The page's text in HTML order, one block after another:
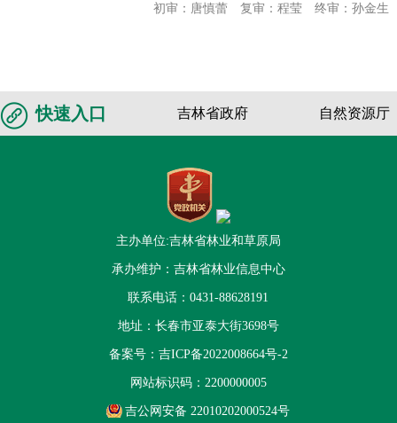
初审：唐慎蕾 复审：程莹 终审：孙金生
快速入口 吉林省政府 自然资源厅
主办单位:吉林省林业和草原局
承办维护：吉林省林业信息中心
联系电话：0431-88628191
地址：长春市亚泰大街3698号
备案号： 吉ICP备2022008664号-2
网站标识码：2200000005
吉公网安备 22010202000524号